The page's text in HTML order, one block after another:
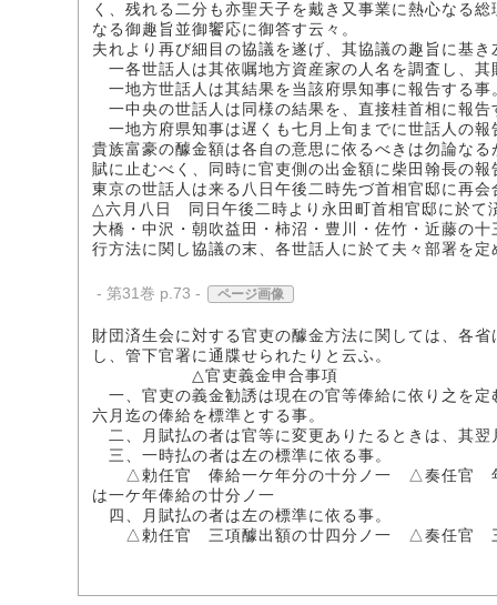
く、残れる二分も亦聖天子を戴き又事業に熱心なる
なる御趣旨並御饗応に御答す云々。
夫れより再び細目の協議を遂げ、其協議の趣旨に基
一各世話人は其依嘱地方資産家の人名を調査し、
一地方世話人は其結果を当該府県知事に報告する事
一中央の世話人は同様の結果を、直接桂首相に報告
一地方府県知事は遅くも七月上旬までに世話人の
貴族富豪の醵金額は各自の意思に依るべきは勿論な
賦に止むべく、同時に官吏側の出金額に柴田翰長の
東京の世話人は来る八日午後二時先づ首相官邸に再
△六月八日 同日午後二時より永田町首相官邸に於て
大橋・中沢・朝吹益田・柿沼・豊川・佐竹・近藤の
行方法に関し協議の末、各世話人に於て夫々部署を
- 第31巻 p.73 - ページ画像
財団済生会に対する官吏の醵金方法に関しては、各
し、管下官署に通牒せられたりと云ふ。
△官吏義金申合事項
一、官吏の義金勧誘は現在の官等俸給に依り之を
六月迄の俸給を標準とする事。
二、月賦払の者は官等に変更ありたるときは、其翌
三、一時払の者は左の標準に依る事。
△勅任官 俸給一ケ年分の十分ノ一 △奏任官 年
は一ケ年俸給の廿分ノ一
四、月賦払の者は左の標準に依る事。
△勅任官 三項醵出額の廿四分ノ一 △奏任官 三